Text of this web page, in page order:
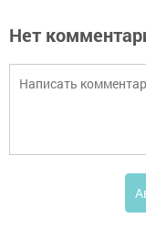
Нет